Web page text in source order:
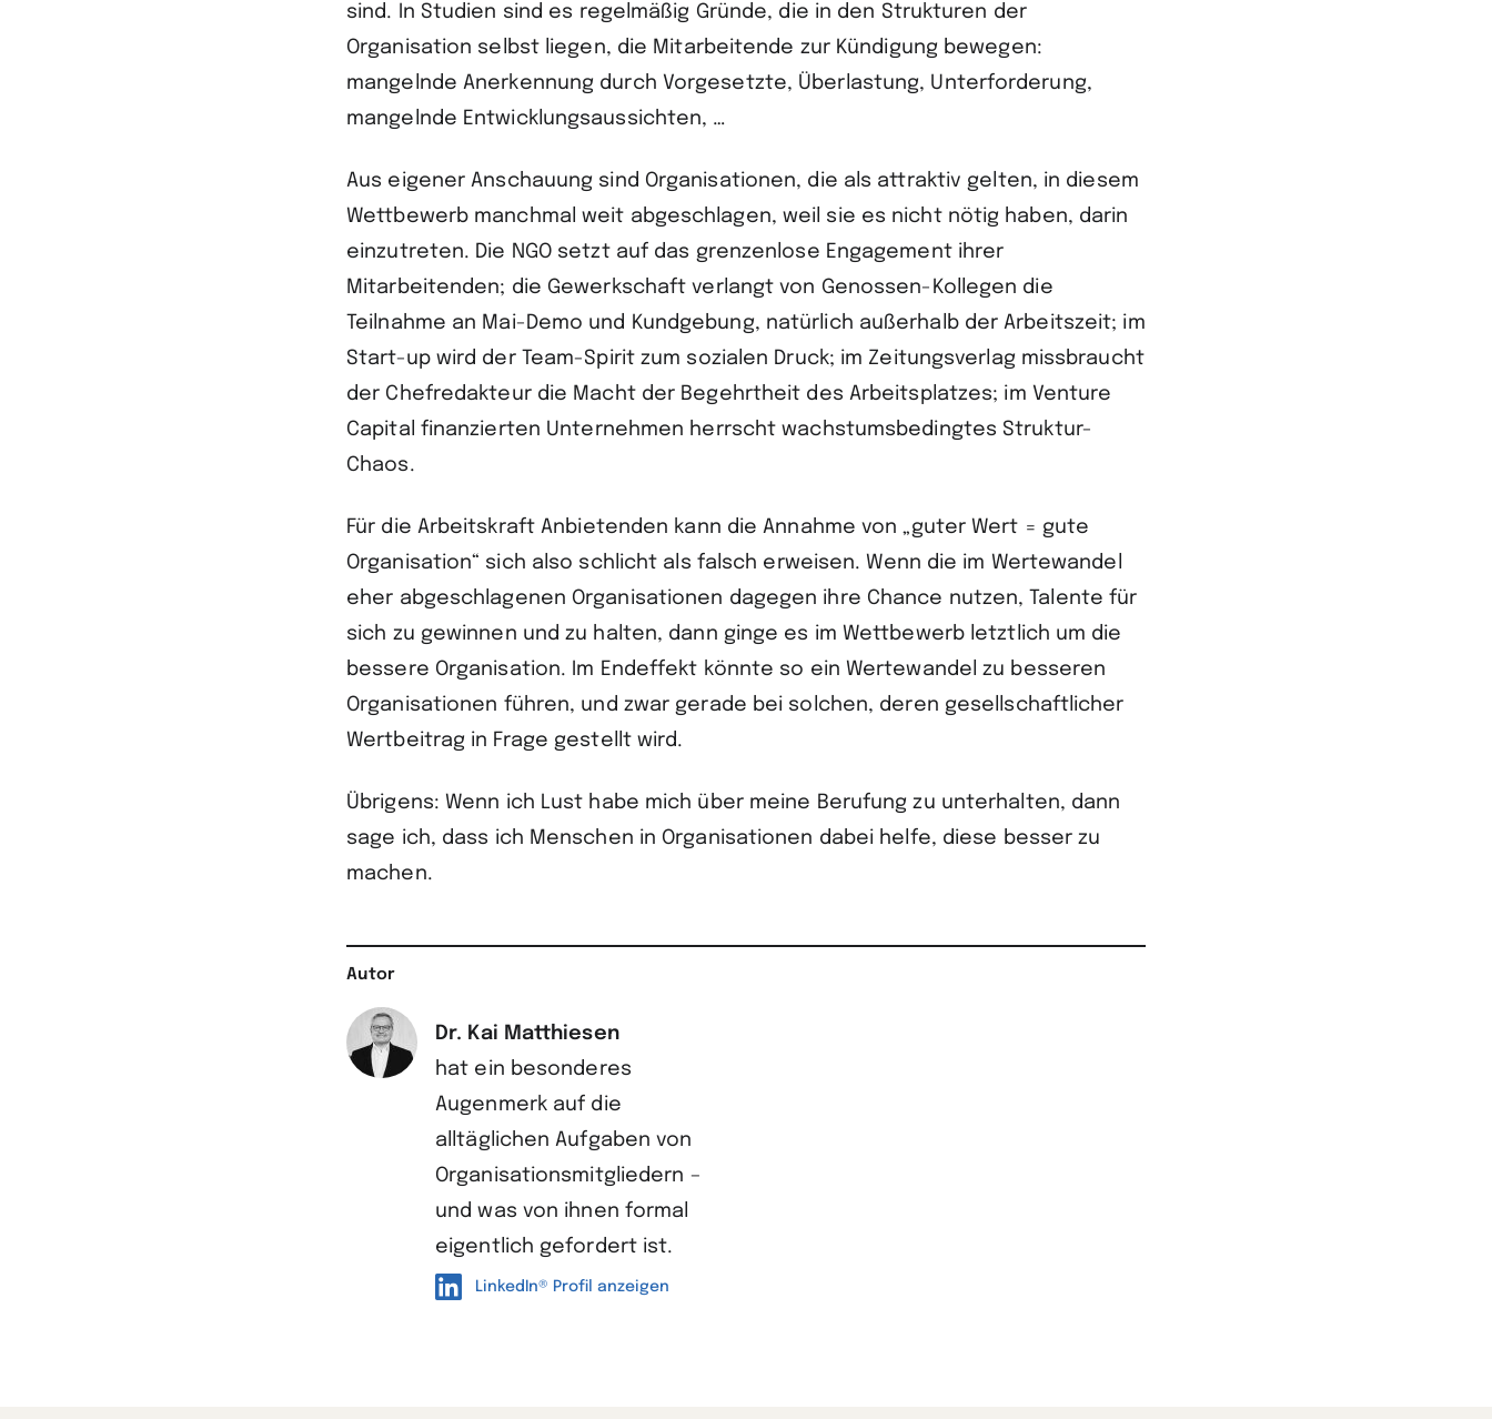
sind. In Studien sind es regelmäßig Gründe, die in den Strukturen der
Organisation selbst liegen, die Mitarbeitende zur Kündigung bewegen:
mangelnde Anerkennung durch Vorgesetzte, Überlastung, Unterforderung,
mangelnde Entwicklungsaussichten, …
Aus eigener Anschauung sind Organisationen, die als attraktiv gelten, in diesem
Wettbewerb manchmal weit abgeschlagen, weil sie es nicht nötig haben, darin
einzutreten. Die NGO setzt auf das grenzenlose Engagement ihrer
Mitarbeitenden; die Gewerkschaft verlangt von Genossen-Kollegen die
Teilnahme an Mai-Demo und Kundgebung, natürlich außerhalb der Arbeitszeit; im
Start-up wird der Team-Spirit zum sozialen Druck; im Zeitungsverlag missbraucht
der Chefredakteur die Macht der Begehrtheit des Arbeitsplatzes; im Venture
Capital finanzierten Unternehmen herrscht wachstumsbedingtes Struktur-
Chaos.
Für die Arbeitskraft Anbietenden kann die Annahme von „guter Wert = gute
Organisation“ sich also schlicht als falsch erweisen. Wenn die im Wertewandel
eher abgeschlagenen Organisationen dagegen ihre Chance nutzen, Talente für
sich zu gewinnen und zu halten, dann ginge es im Wettbewerb letztlich um die
bessere Organisation. Im Endeffekt könnte so ein Wertewandel zu besseren
Organisationen führen, und zwar gerade bei solchen, deren gesellschaftlicher
Wertbeitrag in Frage gestellt wird.
Übrigens: Wenn ich Lust habe mich über meine Berufung zu unterhalten, dann
sage ich, dass ich Menschen in Organisationen dabei helfe, diese besser zu
machen.
Autor
Dr. Kai Matthiesen
hat ein besonderes
Augenmerk auf die
alltäglichen Aufgaben von
Organisationsmitgliedern –
und was von ihnen formal
eigentlich gefordert ist.
LinkedIn® Profil anzeigen